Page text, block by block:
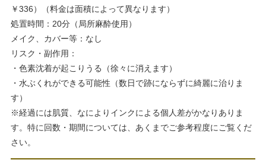
￥336）（料金は面積によって異なります）
処置時間：20分（局所麻酔使用）
メイク、カバー等：なし
リスク・副作用：
・色素沈着が起こりうる（徐々に消えます）
・水ぶくれができる可能性（数日で跡にならずに綺麗に治りま
す）
※経過には肌質、なによりインクによる個人差がかなりありま
す。特に回数・期間については、あくまでご参考程度にご覧くだ
さい。